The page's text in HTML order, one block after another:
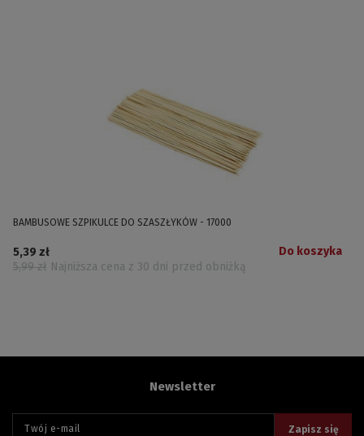
BAMBUSOWE SZPIKULCE DO SZASZŁYKÓW - 17000
5,39 zł
5,99 zł Najniższa cena z 30 dni przed obniżką
Do koszyka
Newsletter
Twój e-mail Zapisz się